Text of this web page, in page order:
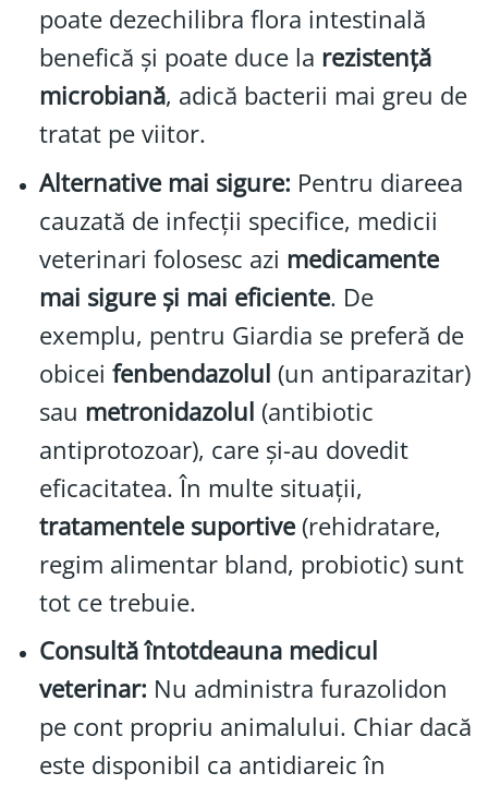
poate dezechilibra flora intestinală
benefică și poate duce la rezistență
microbiană, adică bacterii mai greu de
tratat pe viitor.
Alternative mai sigure: Pentru diareea
cauzată de infecții specifice, medicii
veterinari folosesc azi medicamente
mai sigure și mai eficiente. De
exemplu, pentru Giardia se preferă de
obicei fenbendazolul (un antiparazitar)
sau metronidazolul (antibiotic
antiprotozoar), care și-au dovedit
eficacitatea. În multe situații,
tratamentele suportive(rehidratare,
regim alimentar bland, probiotic) sunt
tot ce trebuie.
Consultă întotdeauna medicul
veterinar: Nu administra furazolidon
pe cont propriu animalului. Chiar dacă
este disponibil ca antidiareic în